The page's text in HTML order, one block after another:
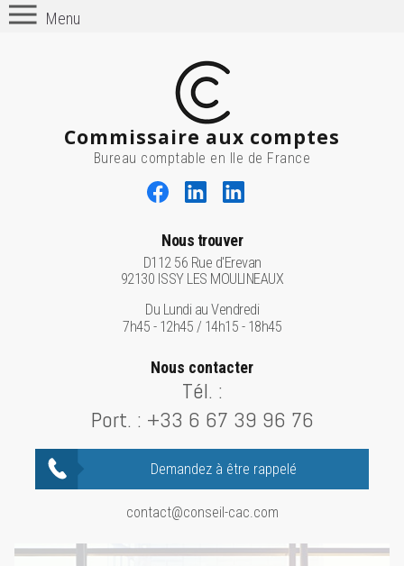
Menu
Commissaire aux comptes
Bureau comptable en Ile de France
Nous trouver
D112 56 Rue d'Erevan
92130 ISSY LES MOULINEAUX
Du Lundi au Vendredi
7h45 - 12h45 / 14h15 - 18h45
Nous contacter
Tél. :
Port. : +33 6 67 39 96 76
Demandez à être rappelé
contact@conseil-cac.com